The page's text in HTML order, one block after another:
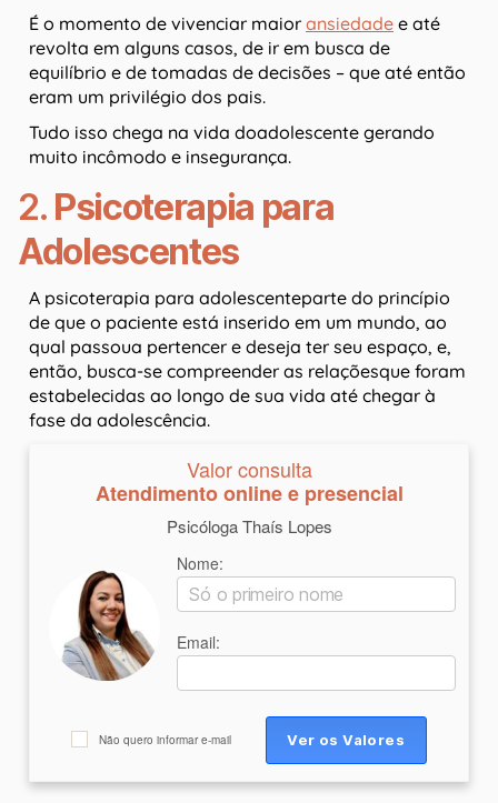
É o momento de vivenciar maior ansiedade e até
revolta em alguns casos, de ir em busca de
equilíbrio e de tomadas de decisões – que até então
eram um privilégio dos pais.
Tudo isso chega na vida doadolescente gerando
muito incômodo e insegurança.
2. Psicoterapia para
Adolescentes
A psicoterapia para adolescenteparte do princípio
de que o paciente está inserido em um mundo, ao
qual passoua pertencer e deseja ter seu espaço, e,
então, busca-se compreender as relaçõesque foram
estabelecidas ao longo de sua vida até chegar à
fase da adolescência.
Valor consulta
Atendimento online e presencial
Psicóloga Thaís Lopes
Nome:
Email:
Não quero informar e-mail